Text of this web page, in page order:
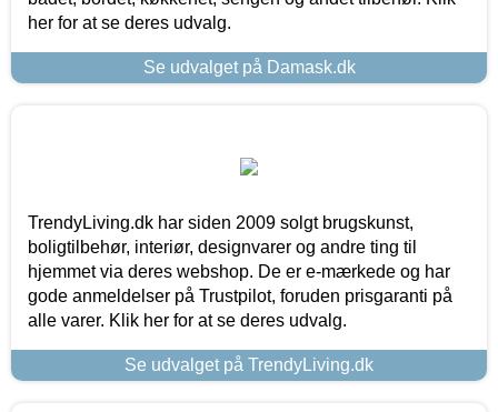
her for at se deres udvalg.
Se udvalget på Damask.dk
TrendyLiving.dk har siden 2009 solgt brugskunst,
boligtilbehør, interiør, designvarer og andre ting til
hjemmet via deres webshop. De er e-mærkede og har
gode anmeldelser på Trustpilot, foruden prisgaranti på
alle varer. Klik her for at se deres udvalg.
Se udvalget på TrendyLiving.dk